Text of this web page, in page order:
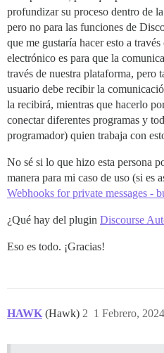
profundizar su proceso dentro de
pero no para las funciones de
que me gustaría hacer esto a
electrónico es para que la
través de nuestra plataforma, pero
usuario debe recibir la
la recibirá, mientras que hacerlo
conectar diferentes programas y
programador) quien trabaja con
No sé si lo que hizo esta persona
manera para mi caso de uso (si es
Webhooks for private messages -
¿Qué hay del plugin Discourse
Eso es todo. ¡Gracias!
HAWK (Hawk) 1 Febrero,
2